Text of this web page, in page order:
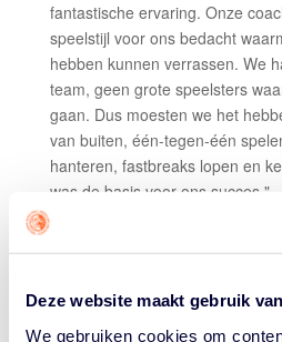
Deze website maakt gebruik
We gebruiken cookies om
fantastische ervaring. Onze
speelstijl voor ons bedacht
hebben kunnen verrassen. We
team, geen grote speelsters
gaan. Dus moesten we het
van buiten, één-tegen-één
hanteren, fastbreaks lopen en
was de basis voor ons succes."
Over haar pluspunten als
small forward niet lang na te
en ik ben snel op mijn voeten.
meeste directe tegenstanders.